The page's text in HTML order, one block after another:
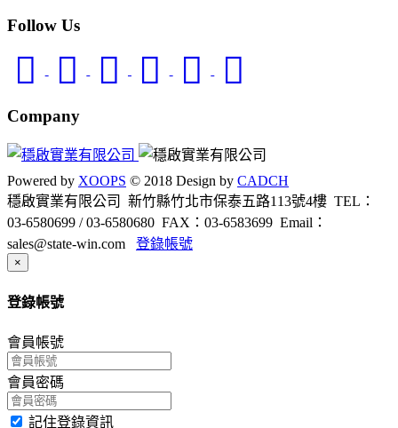
Follow Us
Company
Powered by XOOPS © 2018 Design by CADCH
穩啟實業有限公司 新竹縣竹北市保泰五路113號4樓 TEL：
03-6580699 / 03-6580680 FAX：03-6583699 Email：
sales@state-win.com
登錄帳號
×
登錄帳號
會員帳號
會員密碼
記住登錄資訊